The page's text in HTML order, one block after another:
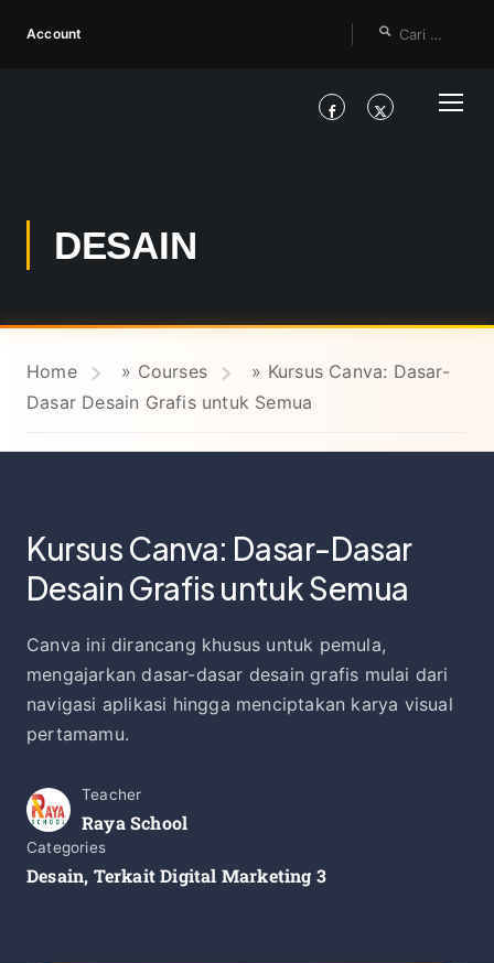
Account
DESAIN
Home » Courses » Kursus Canva: Dasar-
Dasar Desain Grafis untuk Semua
Kursus Canva: Dasar-Dasar
Desain Grafis untuk Semua
Canva ini dirancang khusus untuk pemula,
mengajarkan dasar-dasar desain grafis mulai dari
navigasi aplikasi hingga menciptakan karya visual
pertamamu.
Teacher
Raya School
Categories
Desain, Terkait Digital Marketing 3